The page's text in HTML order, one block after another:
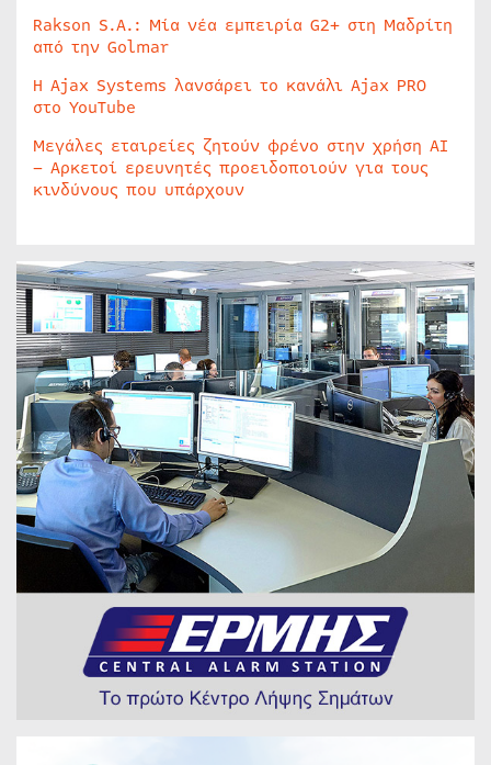
Rakson S.A.: Μία νέα εμπειρία G2+ στη Μαδρίτη
από την Golmar
Η Ajax Systems λανσάρει το κανάλι Ajax PRO
στο YouTube
Μεγάλες εταιρείες ζητούν φρένο στην χρήση AI
– Αρκετοί ερευνητές προειδοποιούν για τους
κινδύνους που υπάρχουν